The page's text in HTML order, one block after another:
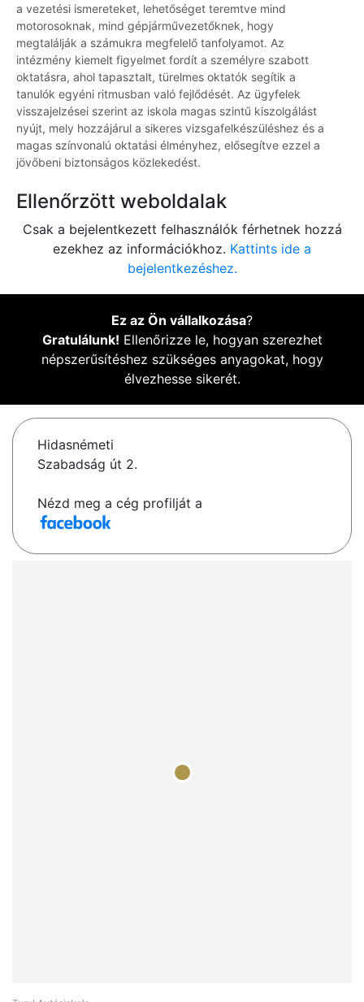
a vezetési ismereteket, lehetőséget teremtve mind
motorosoknak, mind gépjárművezetőknek, hogy
megtalálják a számukra megfelelő tanfolyamot. Az
intézmény kiemelt figyelmet fordít a személyre szabott
oktatásra, ahol tapasztalt, türelmes oktatók segítik a
tanulók egyéni ritmusban való fejlődését. Az ügyfelek
visszajelzései szerint az iskola magas szintű kiszolgálást
nyújt, mely hozzájárul a sikeres vizsgafelkészüléshez és a
magas színvonalú oktatási élményhez, elősegítve ezzel a
jövőbeni biztonságos közlekedést.
Ellenőrzött weboldalak
Csak a bejelentkezett felhasználók férhetnek hozzá
ezekhez az információkhoz. Kattints ide a
bejelentkezéshez.
Ez az Ön vállalkozása?
Gratulálunk! Ellenőrizze le, hogyan szerezhet
népszerűsítéshez szükséges anyagokat, hogy
élvezhesse sikerét.
Hidasnémeti
Szabadság út 2.
Nézd meg a cég profilját a